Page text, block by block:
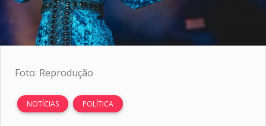
Foto: Reprodução
NOTÍCIAS POLÍTICA